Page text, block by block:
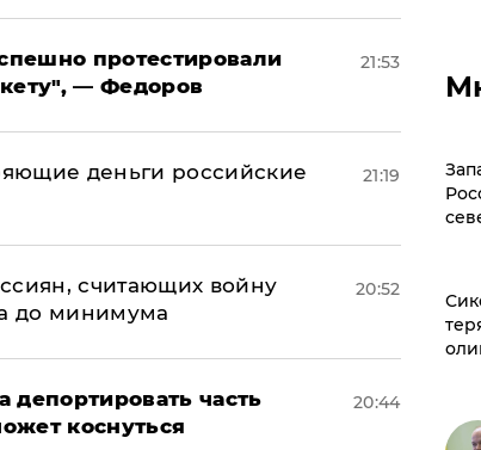
протестировали
— Федоров
21:53
деньги российские
21:19
считающих войну
до минимума
20:52
часть
коснуться
20:44